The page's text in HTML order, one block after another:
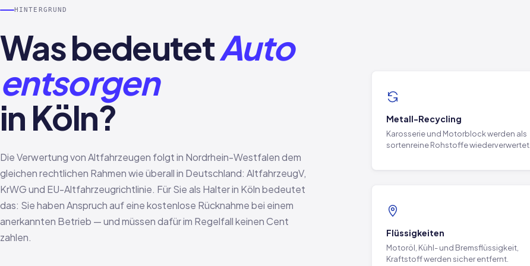
HINTERGRUND
Was bedeutetAuto
entsorgen
in Köln?
Die Verwertung von Altfahrzeugen folgt in Nordrhein-Westfalen dem
gleichen rechtlichen Rahmen wie überall in Deutschland: AltfahrzeugV,
KrWG und EU-Altfahrzeugrichtlinie. Für Sie als Halter in Köln bedeutet
das: Sie haben Anspruch auf eine kostenlose Rücknahme bei einem
anerkannten Betrieb — und müssen dafür im Regelfall keinen Cent
zahlen.
Metall-Recycling
Karosserie und Motorblock werden als
sortenreine Rohstoffe wiederverwertet.
Flüssigkeiten
Motoröl, Kühl- und Bremsflüssigkeit,
Kraftstoff werden sicher entfernt.